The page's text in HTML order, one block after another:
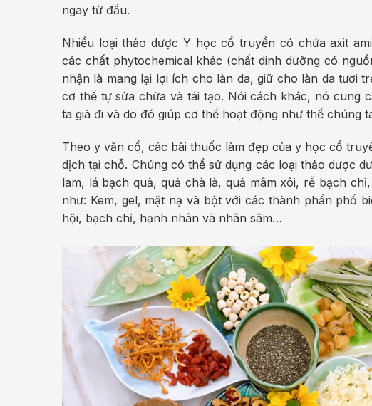
ngay từ đầu.
Nhiều loại thảo dược Y học cổ truyền có chứa axit
các chất phytochemical khác (chất dinh dưỡng có
nhận là mang lại lợi ích cho làn da, giữ cho làn da tươi
cơ thể tự sửa chữa và tái tạo. Nói cách khác, nó cung
ta già đi và do đó giúp cơ thể hoạt động như thể chúng
Theo y văn cổ, các bài thuốc làm đẹp của y học cổ
dịch tại chỗ. Chúng có thể sử dụng các loại thảo dược
lam, lá bạch quả, quả chà là, quả mâm xôi, rễ bạch
như: Kem, gel, mặt nạ và bột với các thành phần phổ
hội, bạch chỉ, hạnh nhân và nhân sâm…